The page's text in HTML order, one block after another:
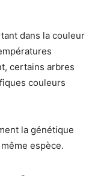
dans la couleur
certains arbres
couleurs
la génétique
espèce.